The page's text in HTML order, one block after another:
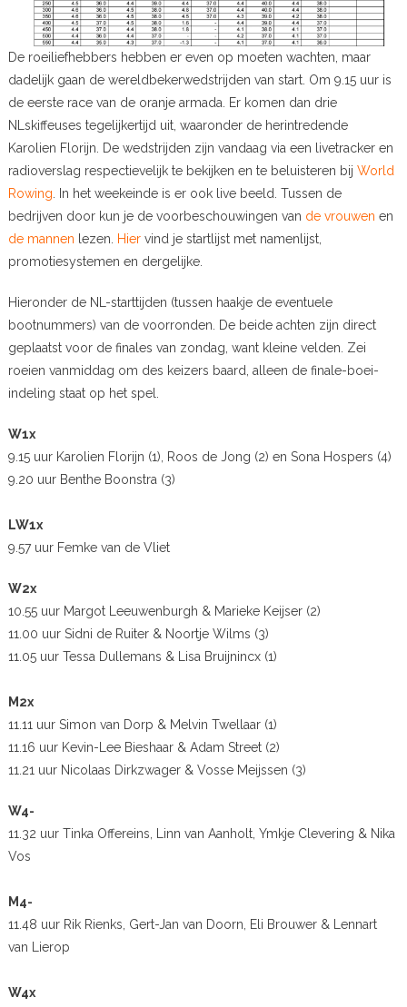
De roeiliefhebbers hebben er even op moeten wachten, maar
dadelijk gaan de wereldbekerwedstrijden van start. Om 9.15 uur is
de eerste race van de oranje armada. Er komen dan drie
NLskiffeuses tegelijkertijd uit, waaronder de herintredende
Karolien Florijn. De wedstrijden zijn vandaag via een livetracker en
radioverslag respectievelijk te bekijken en te beluisteren bij World
Rowing . In het weekeinde is er ook live beeld. Tussen de
bedrijven door kun je de voorbeschouwingen van de vrouwen en
de mannen lezen. Hiervind je startlijst met namenlijst,
promotiesystemen en dergelijke.
Hieronder de NL-starttijden (tussen haakje de eventuele
bootnummers) van de voorronden. De beide achten zijn direct
geplaatst voor de finales van zondag, want kleine velden. Zei
roeien vanmiddag om des keizers baard, alleen de finale-boei-
indeling staat op het spel.
W1x
9.15 uur Karolien Florijn (1), Roos de Jong (2) en Sona Hospers (4)
9.20 uur Benthe Boonstra (3)
LW1x
9.57 uur Femke van de Vliet
W2x
10.55 uur Margot Leeuwenburgh & Marieke Keijser (2)
11.00 uur Sidni de Ruiter & Noortje Wilms (3)
11.05 uur Tessa Dullemans & Lisa Bruijnincx (1)
M2x
11.11 uur Simon van Dorp & Melvin Twellaar (1)
11.16 uur Kevin-Lee Bieshaar & Adam Street (2)
11.21 uur Nicolaas Dirkzwager & Vosse Meijssen (3)
W4-
11.32 uur Tinka Offereins, Linn van Aanholt, Ymkje Clevering & Nika
Vos
M4-
11.48 uur Rik Rienks, Gert-Jan van Doorn, Eli Brouwer & Lennart
van Lierop
W4x